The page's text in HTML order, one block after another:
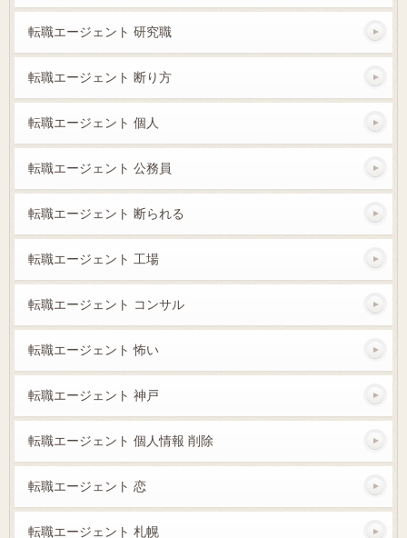
転職エージェント 研究職
転職エージェント 断り方
転職エージェント 個人
転職エージェント 公務員
転職エージェント 断られる
転職エージェント 工場
転職エージェント コンサル
転職エージェント 怖い
転職エージェント 神戸
転職エージェント 個人情報 削除
転職エージェント 恋
転職エージェント 札幌